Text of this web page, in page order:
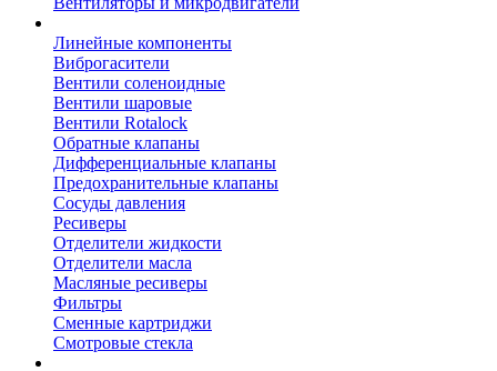
Линейные компоненты
Виброгасители
Вентили соленоидные
Вентили шаровые
Вентили Rotalock
Обратные клапаны
Дифференциальные клапаны
Предохранительные клапаны
Сосуды давления
Ресиверы
Отделители жидкости
Отделители масла
Масляные ресиверы
Фильтры
Сменные картриджи
Смотровые стекла